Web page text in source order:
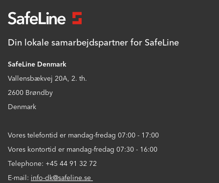
Din lokale samarbejdspartner for SafeLine
SafeLine Denmark
Vallensbækvej 20A, 2. th.
2600 Brøndby
Denmark
Vores telefontid er mandag-fredag 07:00 - 17:00
Vores kontortid er mandag-fredag 07:30 - 16:00
Telephone: +45 44 91 32 72
E-mail: info-dk@safeline.se